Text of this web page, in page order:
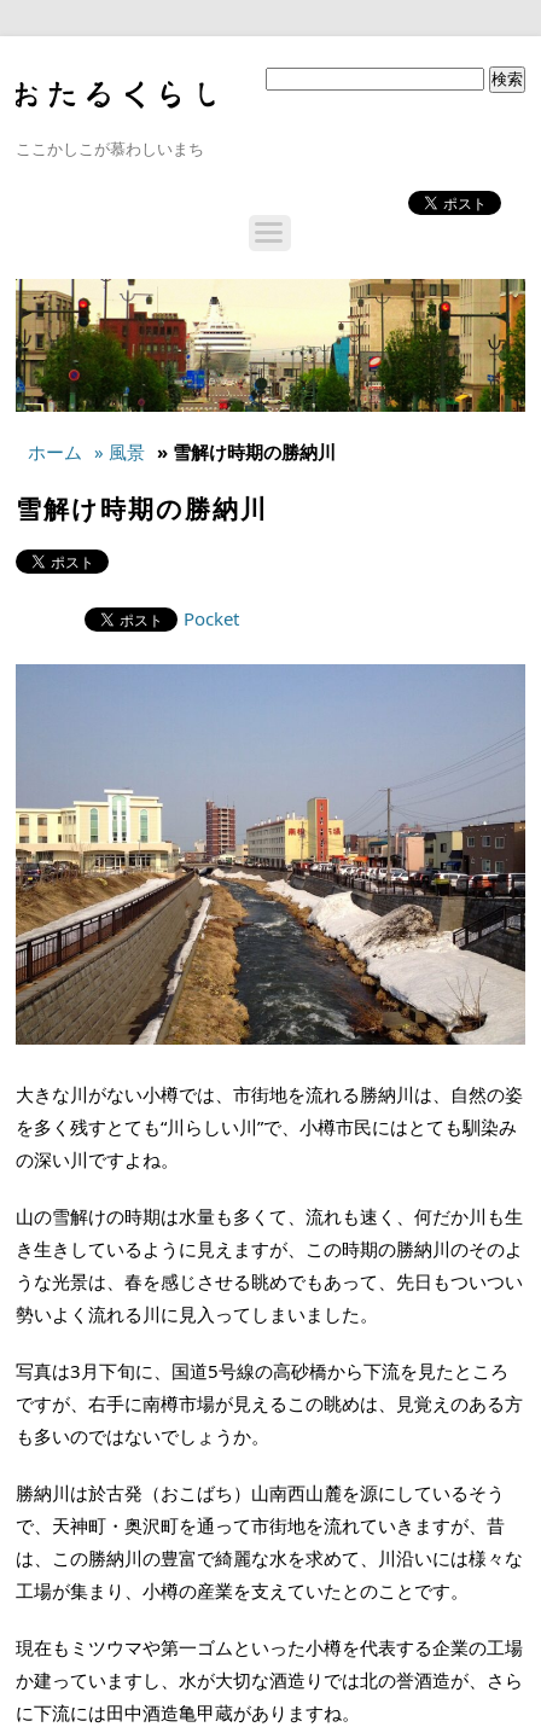
ここかしこが慕わしいまち
ホーム » 風景 » 雪解け時期の勝納川
雪解け時期の勝納川
Pocket
大きな川がない小樽では、市街地を流れる勝納川は、自然の姿
を多く残すとても“川らしい川”で、小樽市民にはとても馴染み
の深い川ですよね。
山の雪解けの時期は水量も多くて、流れも速く、何だか川も生
き生きしているように見えますが、この時期の勝納川のそのよ
うな光景は、春を感じさせる眺めでもあって、先日もついつい
勢いよく流れる川に見入ってしまいました。
写真は3月下旬に、国道5号線の高砂橋から下流を見たところ
ですが、右手に南樽市場が見えるこの眺めは、見覚えのある方
も多いのではないでしょうか。
勝納川は於古発（おこばち）山南西山麓を源にしているそう
で、天神町・奥沢町を通って市街地を流れていきますが、昔
は、この勝納川の豊富で綺麗な水を求めて、川沿いには様々な
工場が集まり、小樽の産業を支えていたとのことです。
現在もミツウマや第一ゴムといった小樽を代表する企業の工場
か建っていますし、水が大切な酒造りでは北の誉酒造が、さら
に下流には田中酒造亀甲蔵がありますね。